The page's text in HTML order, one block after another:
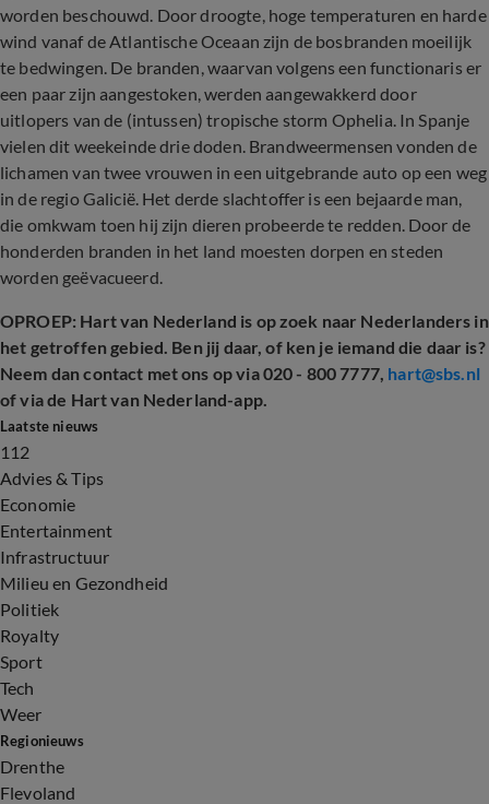
worden beschouwd. Door droogte, hoge temperaturen en harde
wind vanaf de Atlantische Oceaan zijn de bosbranden moeilijk
te bedwingen. De branden, waarvan volgens een functionaris er
een paar zijn aangestoken, werden aangewakkerd door
uitlopers van de (intussen) tropische storm Ophelia. In Spanje
vielen dit weekeinde drie doden. Brandweermensen vonden de
lichamen van twee vrouwen in een uitgebrande auto op een weg
in de regio Galicië. Het derde slachtoffer is een bejaarde man,
die omkwam toen hij zijn dieren probeerde te redden. Door de
honderden branden in het land moesten dorpen en steden
worden geëvacueerd.
OPROEP: Hart van Nederland is op zoek naar Nederlanders in
het getroffen gebied. Ben jij daar, of ken je iemand die daar is?
Neem dan contact met ons op via 020 - 800 7777, hart@sbs.nl
of via de Hart van Nederland-app.
Laatste nieuws
112
Advies & Tips
Economie
Entertainment
Infrastructuur
Milieu en Gezondheid
Politiek
Royalty
Sport
Tech
Weer
Regionieuws
Drenthe
Flevoland